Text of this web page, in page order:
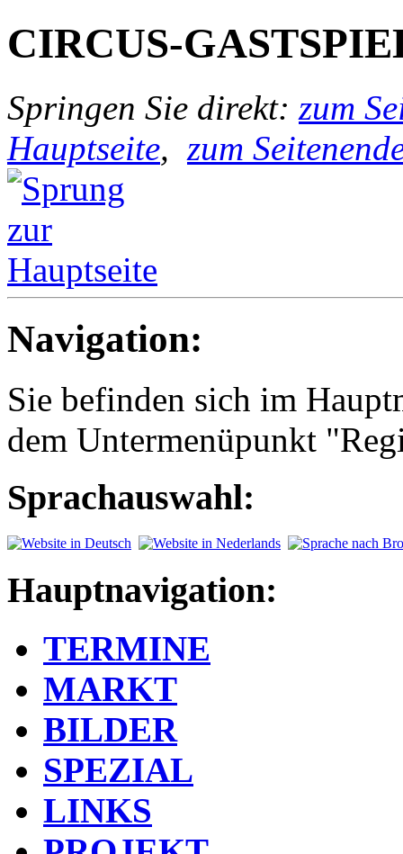
CIRCUS-
Springen Sie direkt: zum
Hauptseite, zum
Navigation:
Sie befinden sich im
dem Untermenüpunkt
Sprachauswahl:
Hauptnavigation:
TERMINE
MARKT
BILDER
SPEZIAL
LINKS